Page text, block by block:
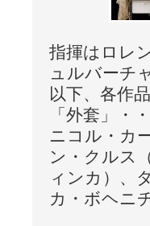
指揮はロレ
ュルバーチ
以下、各作
「外套」・
ニコル・カ
ン・クルス
ィンカ）、
カ・ボヘニ